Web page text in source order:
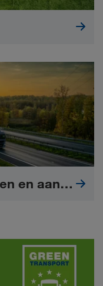
Alternatieve brandstoffen en aandrijvingen